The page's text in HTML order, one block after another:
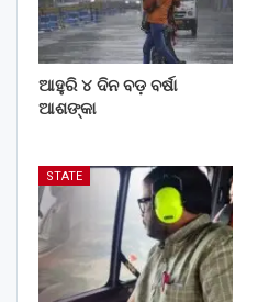
ଆହୁରି ୪ ଦିନ ବଡ଼ ବର୍ଷା
ଆଶଙ୍କା
STATE